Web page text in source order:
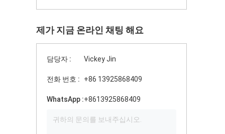
제가 지금 온라인 채팅 해요
담당자 : Vickey Jin
전화 번호 : +86 13925868409
WhatsApp :+8613925868409